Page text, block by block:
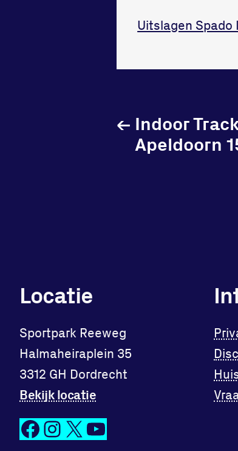
Uitslagen Spado
Indoor
Apeldoorn
←
Locatie
Sportpark Reeweg
Halmaheiraplein 35
3312 GH Dordrecht
Bekijk locatie
Facebook Instagram X YouTube